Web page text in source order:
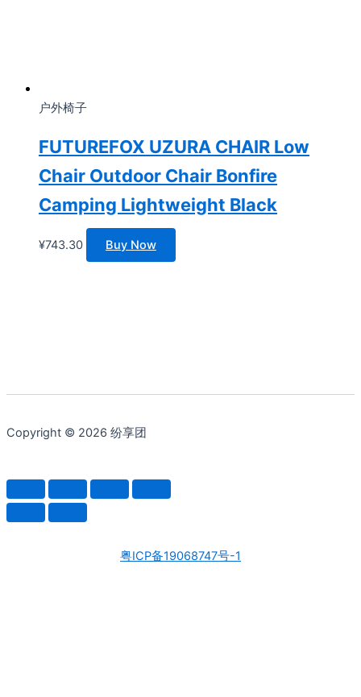
户外椅子
FUTUREFOX UZURA CHAIR Low
Chair Outdoor Chair Bonfire
Camping Lightweight Black
¥743.30 Buy Now
Copyright © 2026 纷享团
粤ICP备19068747号-1